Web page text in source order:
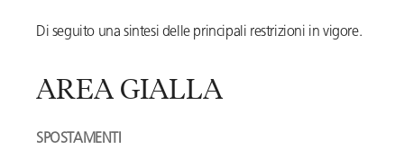
Di seguito una sintesi delle principali restrizioni in vigore.
AREA GIALLA
SPOSTAMENTI